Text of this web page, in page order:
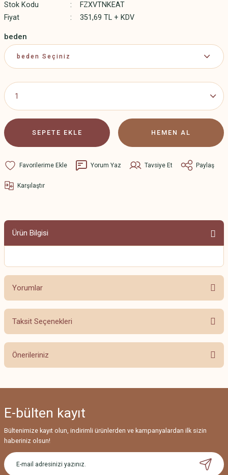
Stok Kodu
FZXVTNKEAT
Fiyat
351,69 TL + KDV
beden
SEPETE EKLE HEMEN AL
Yorum Yaz Tavsiye Et Paylaş
Karşılaştır
Ürün Bilgisi
Yorumlar
Bu ürüne ilk yorumu siz yapın!
Taksit Seçenekleri
Önerileriniz
Görüş ve önerileriniz için teşekkür ederiz.
Ürün resmi kalitesiz, bozuk veya görüntülenemiyor.
Ürün açıklamasında eksik bilgiler bulunuyor.
Ürün bilgilerinde hatalar bulunuyor.
E-bülten kayıt
Bültenimize kayıt olun, indirimli ürünlerden ve kampanyalardan ilk sizin
haberiniz olsun!